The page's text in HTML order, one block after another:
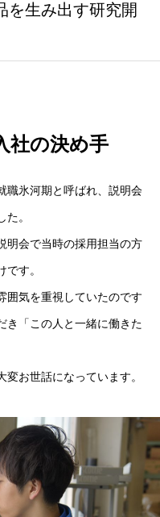
を生み出す研究開
社の決め手
職氷河期と呼ばれ、説明会
。
明会で当時の採用担当の方
す。
囲気を重視していたのです
き「この人と一緒に働きた
お世話になっています。